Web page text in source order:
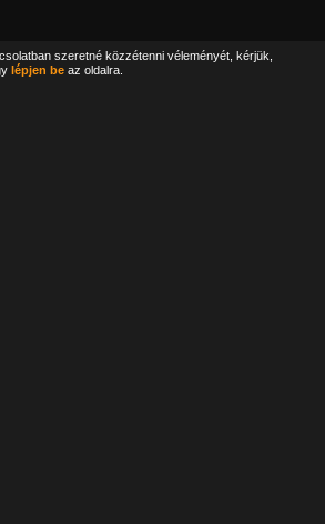
szeretné közzétenni véleményét, kérjük,
lépjen beaz oldalra.